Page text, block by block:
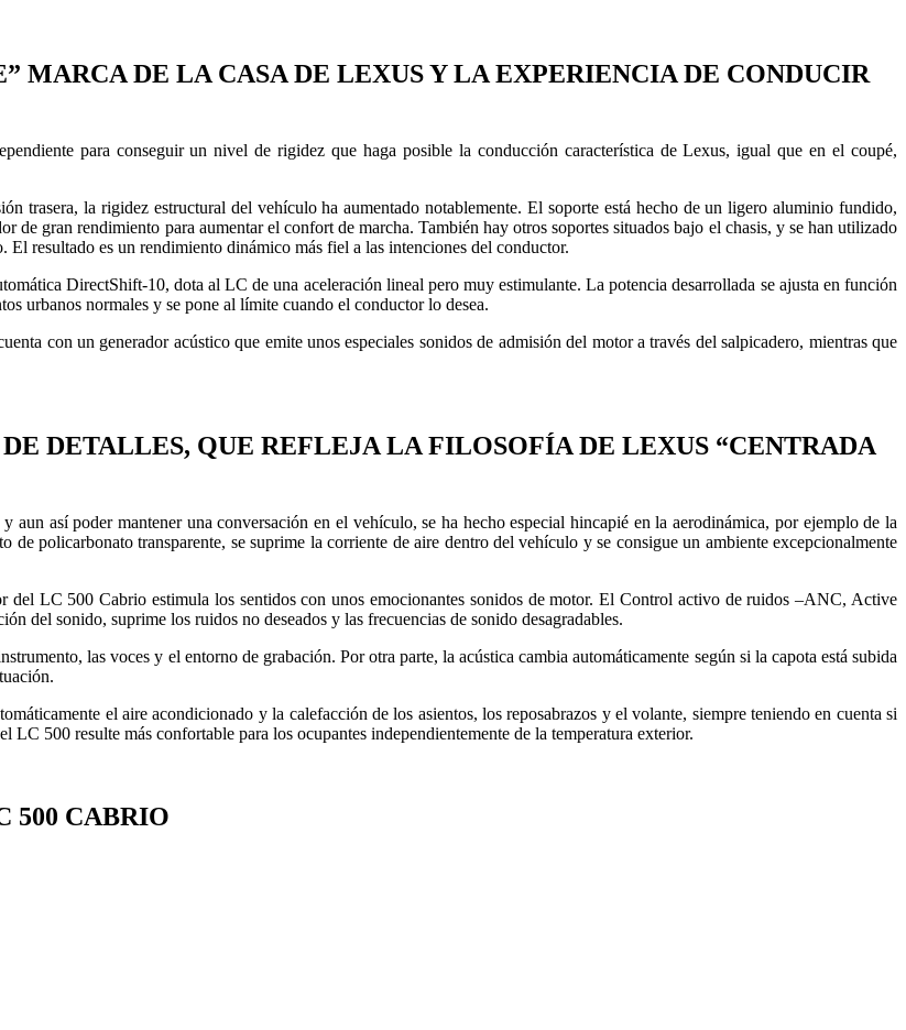
MARCA DE LA CASA DE LEXUS Y LA EXPERIENCIA DE CONDUCIR
para conseguir un nivel de rigidez que haga posible la conducción característica de Lexus, igual que en el coupé,
trasera, la rigidez estructural del vehículo ha aumentado notablemente. El soporte está hecho de un ligero aluminio fundido,
de gran rendimiento para aumentar el confort de marcha. También hay otros soportes situados bajo el chasis, y se han utilizado
resultado es un rendimiento dinámico más fiel a las intenciones del conductor.
DirectShift-10, dota al LC de una aceleración lineal pero muy estimulante. La potencia desarrollada se ajusta en función
urbanos normales y se pone al límite cuando el conductor lo desea.
con un generador acústico que emite unos especiales sonidos de admisión del motor a través del salpicadero, mientras que
DETALLES, QUE REFLEJA LA FILOSOFÍA DE LEXUS “CENTRADA
así poder mantener una conversación en el vehículo, se ha hecho especial hincapié en la aerodinámica, por ejemplo de la
policarbonato transparente, se suprime la corriente de aire dentro del vehículo y se consigue un ambiente excepcionalmente
LC 500 Cabrio estimula los sentidos con unos emocionantes sonidos de motor. El Control activo de ruidos –ANC, Active
del sonido, suprime los ruidos no deseados y las frecuencias de sonido desagradables.
las voces y el entorno de grabación. Por otra parte, la acústica cambia automáticamente según si la capota está subida
el aire acondicionado y la calefacción de los asientos, los reposabrazos y el volante, siempre teniendo en cuenta si
500 resulte más confortable para los ocupantes independientemente de la temperatura exterior.
500 CABRIO